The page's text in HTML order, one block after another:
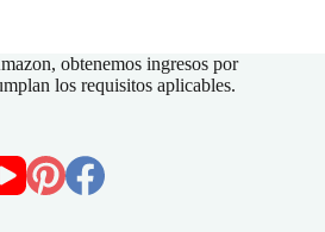
, obtenemos ingresos por
los requisitos aplicables.